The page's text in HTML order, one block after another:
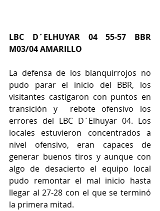
LBC D´ELHUYAR 04 55-57 BBR
M03/04 AMARILLO
La defensa de los blanquirrojos no
pudo parar el inicio del BBR, los
visitantes castigaron con puntos en
transición y  rebote ofensivo los
errores del LBC D´Elhuyar 04. Los
locales estuvieron concentrados a
nivel ofensivo, eran capaces de
generar buenos tiros y aunque con
algo de desacierto el equipo local
pudo remontar el mal inicio hasta
llegar al 27-28 con el que se terminó
la primera mitad.